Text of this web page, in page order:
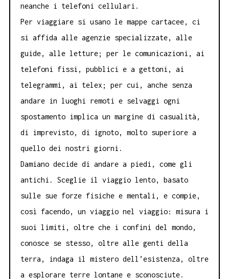
neanche i telefoni cellulari.
Per viaggiare si usano le mappe cartacee, ci
si affida alle agenzie specializzate, alle
guide, alle letture; per le comunicazioni, ai
telefoni fissi, pubblici e a gettoni, ai
telegrammi, ai telex; per cui, anche senza
andare in luoghi remoti e selvaggi ogni
spostamento implica un margine di casualità,
di imprevisto, di ignoto, molto superiore a
quello dei nostri giorni.
Damiano decide di andare a piedi, come gli
antichi. Sceglie il viaggio lento, basato
sulle sue forze fisiche e mentali, e compie,
così facendo, un viaggio nel viaggio: misura i
suoi limiti, oltre che i confini del mondo,
conosce se stesso, oltre alle genti della
terra, indaga il mistero dell’esistenza, oltre
a esplorare terre lontane e sconosciute.